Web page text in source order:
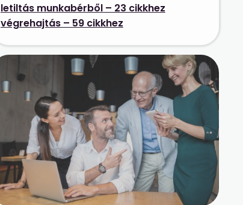
letiltás munkabérből – 23 cikkhez
végrehajtás – 59 cikkhez